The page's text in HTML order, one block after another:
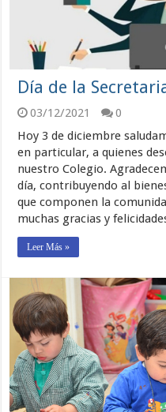
Día de la
03/12/2021
0
Hoy 3 de diciembre
en particular, a quienes
nuestro Colegio.
día, contribuyendo al
que componen la
muchas gracias y
Leer Más »